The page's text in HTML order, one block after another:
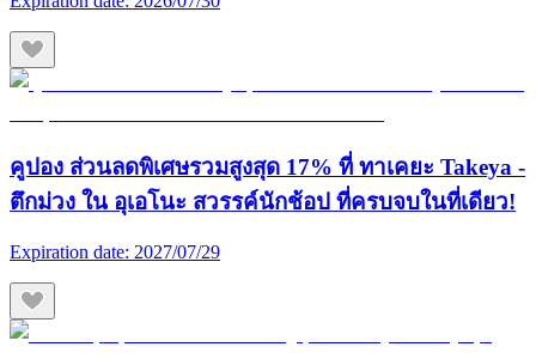
คูปอง ส่วนลดพิเศษรวมสูงสุด 17% ที่ ทาเคยะ Takeya -
ตึกม่วง ใน อุเอโนะ สวรรค์นักช้อป ที่ครบจบในที่เดียว!
Expiration date: 2027/07/29